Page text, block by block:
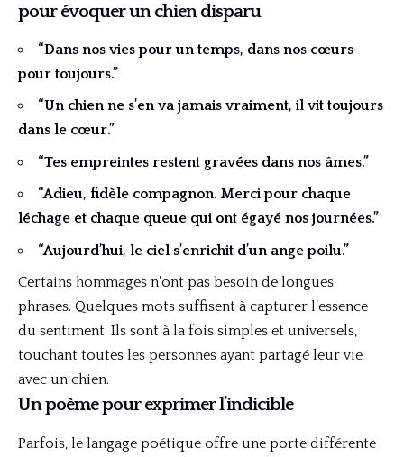
pour évoquer un chien disparu
“Dans nos vies pour un temps, dans nos cœurs
pour toujours.”
“Un chien ne s’en va jamais vraiment, il vit toujours
dans le cœur.”
“Tes empreintes restent gravées dans nos âmes.”
“Adieu, fidèle compagnon. Merci pour chaque
léchage et chaque queue qui ont égayé nos journées.”
“Aujourd’hui, le ciel s’enrichit d’un ange poilu.”
Certains hommages n’ont pas besoin de longues
phrases. Quelques mots suffisent à capturer l’essence
du sentiment. Ils sont à la fois simples et universels,
touchant toutes les personnes ayant partagé leur vie
avec un chien.
Un poème pour exprimer l’indicible
Parfois, le langage poétique offre une porte différente